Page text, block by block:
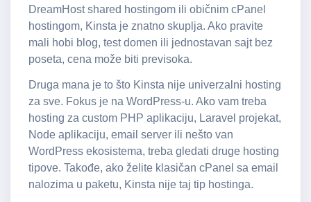
DreamHostshared hostingom ili običnim cPanel
hostingom, Kinsta je znatno skuplja. Ako pravite
mali hobi blog, test domen ili jednostavan sajt bez
poseta, cena može biti previsoka.
Druga mana je to što Kinsta nije univerzalni hosting
za sve. Fokus je na WordPress-u. Ako vam treba
hosting za custom PHP aplikaciju, Laravel projekat,
Node aplikaciju, email server ili nešto van
WordPress ekosistema, treba gledati druge hosting
tipove. Takođe, ako želite klasičan cPanel sa email
nalozima u paketu, Kinsta nije taj tip hostinga.